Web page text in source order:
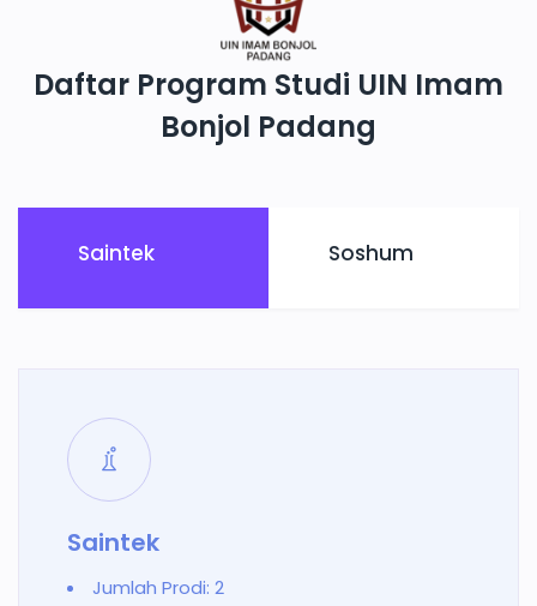
Daftar Program Studi UIN Imam
Bonjol Padang
Saintek Soshum
Saintek
Jumlah Prodi: 2